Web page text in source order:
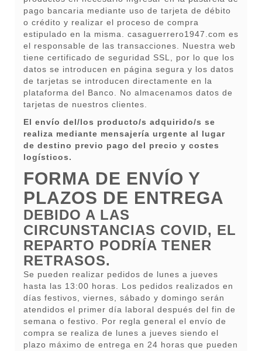
pago bancaria mediante uso de tarjeta de débito
o crédito y realizar el proceso de compra
estipulado en la misma. casaguerrero1947.com es
el responsable de las transacciones. Nuestra web
tiene certificado de seguridad SSL, por lo que los
datos se introducen en página segura y los datos
de tarjetas se introducen directamente en la
plataforma del Banco. No almacenamos datos de
tarjetas de nuestros clientes.
El envío del/los producto/s adquirido/s se
realiza mediante mensajería urgente al lugar
de destino previo pago del precio y costes
logísticos.
FORMA DE ENVÍO Y
PLAZOS DE ENTREGA
DEBIDO A LAS
CIRCUNSTANCIAS COVID, EL
REPARTO PODRÍA TENER
RETRASOS.
Se pueden realizar pedidos de lunes a jueves
hasta las 13:00 horas. Los pedidos realizados en
días festivos, viernes, sábado y domingo serán
atendidos el primer día laboral después del fin de
semana o festivo. Por regla general el envío de
compra se realiza de lunes a jueves siendo el
plazo máximo de entrega en 24 horas que pueden